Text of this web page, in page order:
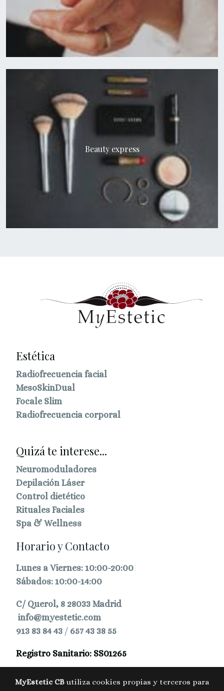
Beauty express
Estética
Radiofrecuencia facial
MesoSkinDual
Focale Slim
Radiofrecuencia corporal
Quizá te interese...
Neuromoduladores
Depilación Láser
Control dietético
Rituales Faciales
Spa & Wellness
Horario y Contacto
Lunes a Viernes: 10:00-20:00
Sábados: 10:00-14:00
C/ Querol, 8 28033 Madrid
info@myestetic.com
913 83 84 43 / 657 43 38 55
Registro Sanitario: SS01265
MyEstetic CB utiliza cookies propias y terceros para